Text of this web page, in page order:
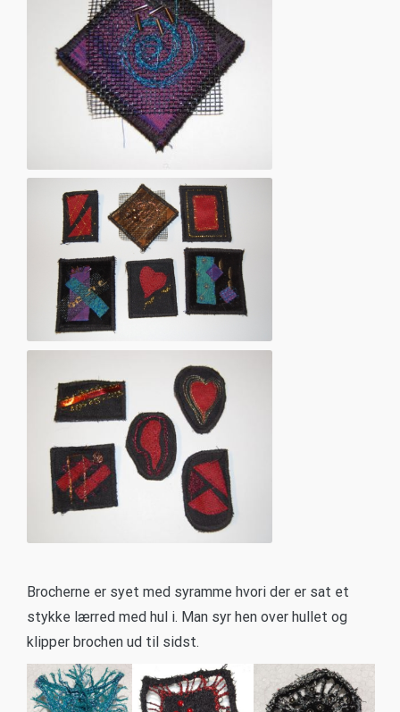
Broche med maskinbroderi
Broche med maskinbroderi
Brocherne er syet med syramme hvori der er sat et
stykke lærred med hul i. Man syr hen over hullet og
klipper brochen ud til sidst.